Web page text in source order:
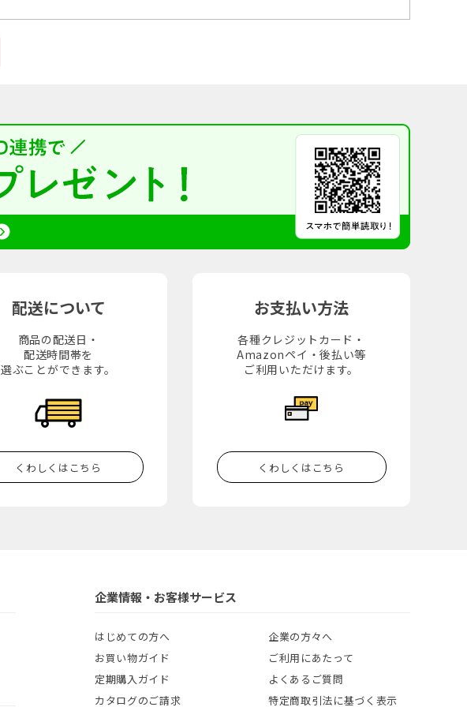
配送について
商品の配送日・
配送時間帯を
選ぶことができます。
くわしくはこちら
お支払い方法
各種クレジットカード・
Amazonペイ・後払い等
ご利用いただけます。
くわしくはこちら
企業情報・お客様サービス
はじめての方へ
お買い物ガイド
定期購入ガイド
カタログのご請求
企業の方々へ
ご利用にあたって
よくあるご質問
特定商取引法に基づく表示